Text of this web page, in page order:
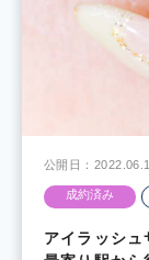
公開日：
成約済み
アイラッシ